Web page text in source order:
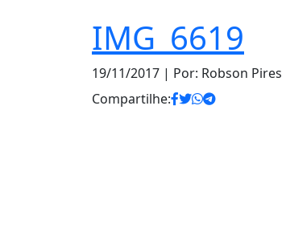
IMG_6619
19/11/2017 | Por: Robson Pires
Compartilhe: